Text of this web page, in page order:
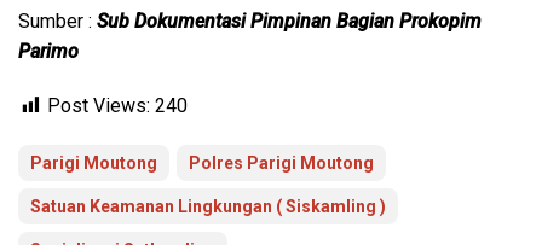
Sumber : Sub Dokumentasi Pimpinan Bagian Prokopim
Parimo
Post Views: 240
Parigi Moutong Polres Parigi Moutong
Satuan Keamanan Lingkungan ( Siskamling )